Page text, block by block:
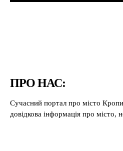
ПРО НАС:
Сучасний портал про місто
довідкова інформація про місто,